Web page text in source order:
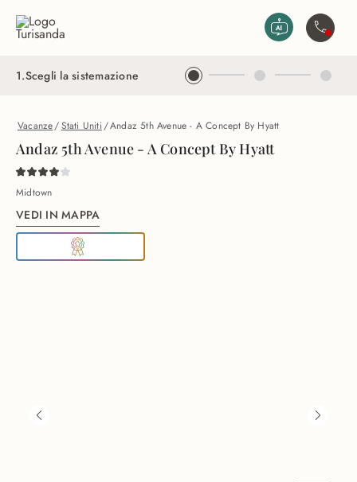
1.Scegli la sistemazione
Vacanze/Stati Uniti/Andaz 5th Avenue - A Concept By Hyatt
Andaz 5th Avenue - A Concept By Hyatt
Midtown
VEDI IN MAPPA